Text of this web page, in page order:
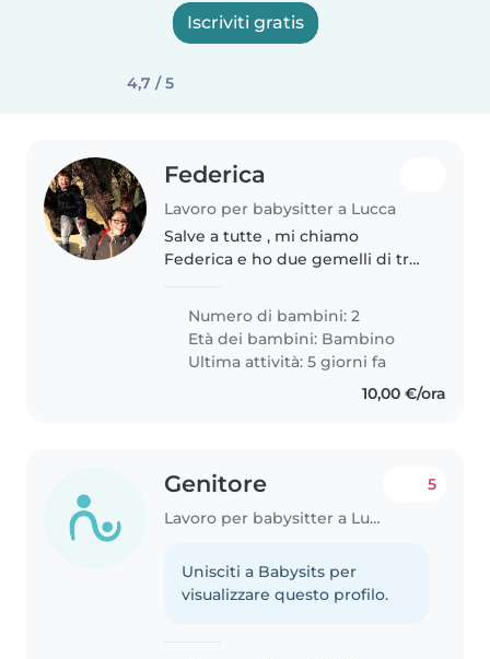
Iscriviti gratis
4,7 / 5
Federica
Lavoro per babysitter a Lucca
Salve a tutte , mi chiamo
Federica e ho due gemelli di tre
estivo lavorerò faccio la
restauratrice da molti anni e
avrei bisogno di un aiuto con i
bimbi,..
Numero di bambini: 2
Età dei bambini: Bambino
Ultima attività: 5 giorni fa
10,00 €/ora
Genitore
Lavoro per babysitter a Lucca
5
Unisciti a Babysits per
visualizzare questo profilo.